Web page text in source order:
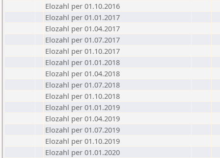
Elozahl per 01.10.2016
Elozahl per 01.01.2017
Elozahl per 01.04.2017
Elozahl per 01.07.2017
Elozahl per 01.10.2017
Elozahl per 01.01.2018
Elozahl per 01.04.2018
Elozahl per 01.07.2018
Elozahl per 01.10.2018
Elozahl per 01.01.2019
Elozahl per 01.04.2019
Elozahl per 01.07.2019
Elozahl per 01.10.2019
Elozahl per 01.01.2020